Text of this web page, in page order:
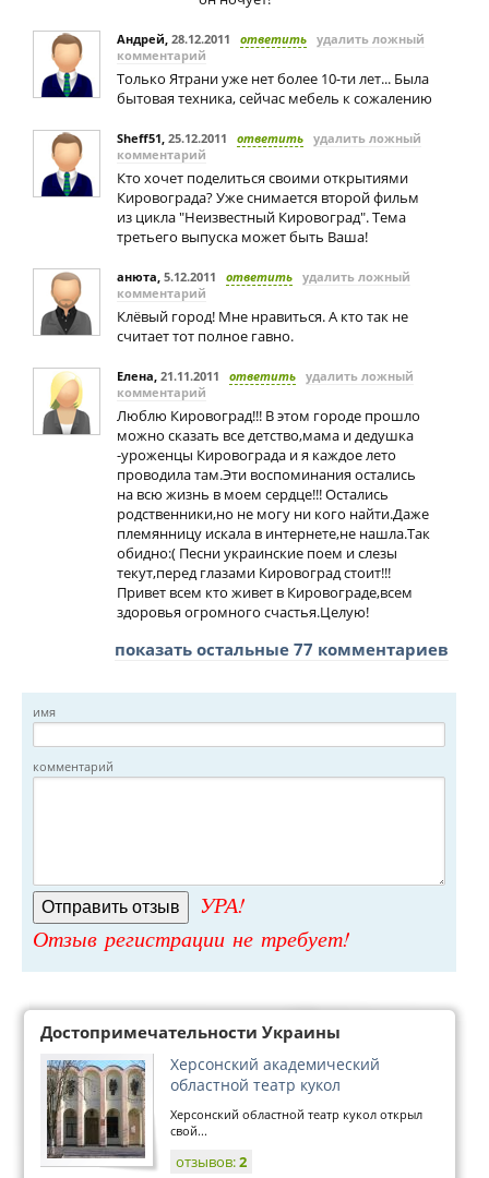
Андрей, 28.12.2011 ответить удалить ложный
комментарий
Только Ятрани уже нет более 10-ти лет... Была
бытовая техника, сейчас мебель к сожалению
Sheff51, 25.12.2011 ответить удалить ложный
комментарий
Кто хочет поделиться своими открытиями
Кировограда? Уже снимается второй фильм
из цикла "Неизвестный Кировоград". Тема
третьего выпуска может быть Ваша!
анюта, 5.12.2011 ответить удалить ложный
комментарий
Клёвый город! Мне нравиться. А кто так не
считает тот полное гавно.
Елена, 21.11.2011 ответить удалить ложный
комментарий
Люблю Кировоград!!! В этом городе прошло
можно сказать все детство,мама и дедушка
-уроженцы Кировограда и я каждое лето
проводила там.Эти воспоминания остались
на всю жизнь в моем сердце!!! Остались
родственники,но не могу ни кого найти.Даже
племянницу искала в интернете,не нашла.Так
обидно:( Песни украинские поем и слезы
текут,перед глазами Кировоград стоит!!!
Привет всем кто живет в Кировограде,всем
здоровья огромного счастья.Целую!
показать остальные 77 комментариев
имя
комментарий
УРА!
Отзыв регистрации не требует!
Достопримечательности Украины
Херсонский академический
областной театр кукол
Херсонский областной театр кукол открыл
свой...
отзывов:2